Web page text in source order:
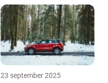
23 september 2025